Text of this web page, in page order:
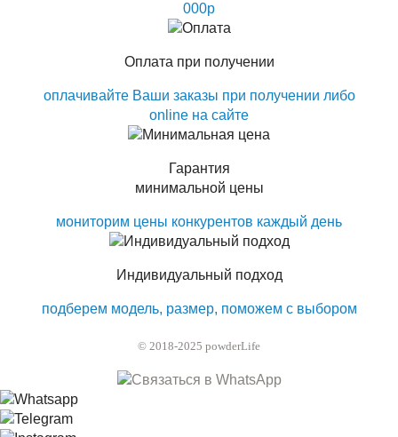
000р
Оплата при получении
оплачивайте Ваши заказы при получении либо
online на сайте
Гарантия
минимальной цены
мониторим цены конкурентов каждый день
Индивидуальный подход
подберем модель, размер, поможем с выбором
© 2018-2025 powderLife